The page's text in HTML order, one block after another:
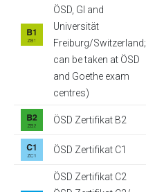
ÖSD, GI and
Universität
Freiburg/Switzerland;
can be taken at ÖSD
and Goethe exam
centres)
ÖSD Zertifikat B2
ÖSD Zertifikat C1
ÖSD Zertifikat C2